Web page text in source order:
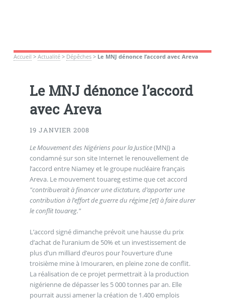
Accueil > Actualité> Dépêches> Le MNJ dénonce l’accord avec Areva
Le MNJ dénonce l’accord
avec Areva
19 JANVIER 2008
Le Mouvement des Nigériens pour la Justice(MNJ) a
condamné sur son site Internet le renouvellement de
l’accord entre Niamey et le groupe nucléaire français
Areva. Le mouvement touareg estime que cet accord
"contribuerait à financer une dictature, d’apporter une
contribution à l’effort de guerre du régime [et] à faire durer
le conflit touareg."
L’accord signé dimanche prévoit une hausse du prix
d’achat de l’uranium de 50% et un investissement de
plus d’un milliard d’euros pour l’ouverture d’une
troisième mine à Imouraren, en pleine zone de conflit.
La réalisation de ce projet permettrait à la production
nigérienne de dépasser les 5 000 tonnes par an. Elle
pourrait aussi amener la création de 1.400 emplois